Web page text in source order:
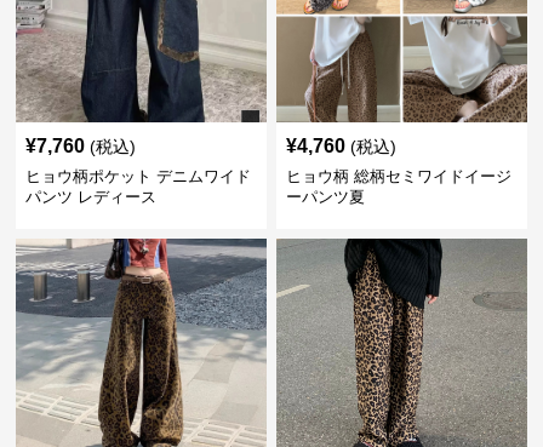
¥7,760 (税込)
ヒョウ柄ポケット デニムワイド
パンツ レディース
¥4,760 (税込)
ヒョウ柄 総柄セミワイドイージ
ーパンツ夏